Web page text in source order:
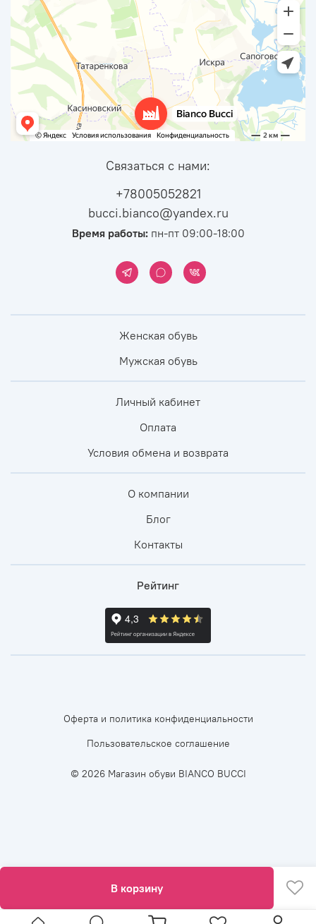
В корзину
Связаться с нами:
+78005052821
bucci.bianco@yandex.ru
Время работы:пн-пт 09:00-18:00
Женская обувь
Мужская обувь
Личный кабинет
Оплата
Условия обмена и возврата
О компании
Блог
Контакты
Рейтинг
Оферта и политика конфиденциальности
Пользовательское соглашение
© 2026 Магазин обуви BIANCO BUCCI